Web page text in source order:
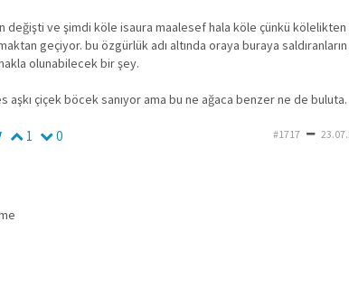
değişti ve şimdi köle isaura maalesef hala köle çünkü
geçiyor. bu özgürlük adı altında oraya buraya
olunabilecek bir şey.
aşkı çiçek böcek sanıyor ama bu ne ağaca benzer ne de buluta.
1 0 #1717